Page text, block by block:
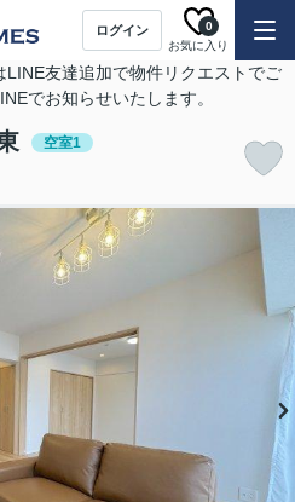
ログイン
お気に入り
0
友達追加で物件リクエストでご
でお知らせいたします。
空室1